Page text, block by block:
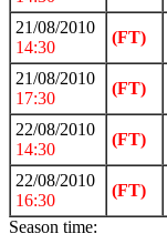
21/08/2010
14:30
(FT)
21/08/2010
17:30
(FT)
22/08/2010
14:30
(FT)
22/08/2010
16:30
(FT)
Season time: